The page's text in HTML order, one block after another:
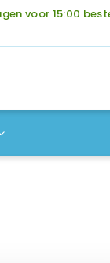
voor 15:00